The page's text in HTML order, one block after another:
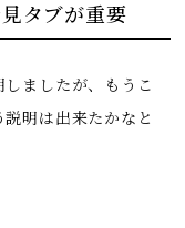
タブが重要
ましたが、もうこ
明は出来たかなと